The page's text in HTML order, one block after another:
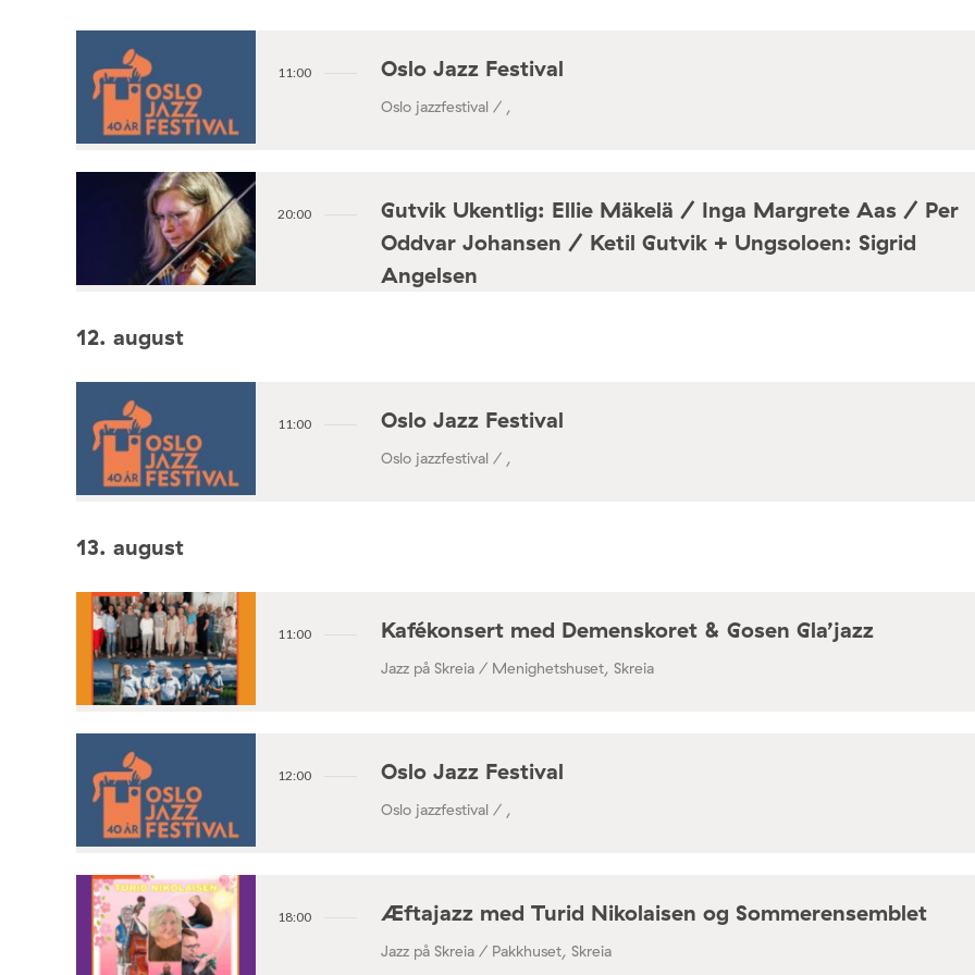
11:00 Oslo Jazz Festival
Oslo jazzfestival / ,
20:00
Gutvik Ukentlig: Ellie Mäkelä / Inga Margrete Aas / Per
Oddvar Johansen / Ketil Gutvik + Ungsoloen: Sigrid
Angelsen
12. august
11:00 Oslo Jazz Festival
Oslo jazzfestival / ,
13. august
11:00 Kafékonsert med Demenskoret & Gosen Gla’jazz
Jazz på Skreia / Menighetshuset, Skreia
12:00 Oslo Jazz Festival
Oslo jazzfestival / ,
18:00 Æftajazz med Turid Nikolaisen og Sommerensemblet
Jazz på Skreia / Pakkhuset, Skreia